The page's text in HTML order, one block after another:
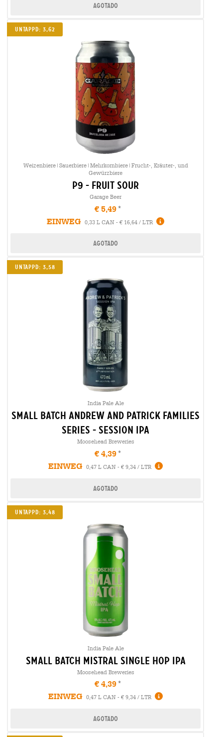
Agotado
Untappd: 3,62
Weizenbiere|Sauerbiere|Mehrkornbiere|Frucht-, Kräuter-, und
Gewürzbiere
p9 - fruit sour
Garage Beer
€ 5,49
EINWEG
0,33 L CAN - € 16,64 / LTR
Agotado
Untappd: 3,58
India Pale Ale
small batch andrew and patrick families
series - session ipa
Moosehead Breweries
€ 4,39
EINWEG
0,47 L CAN - € 9,34 / LTR
Agotado
Untappd: 3,48
India Pale Ale
small batch mistral single hop ipa
Moosehead Breweries
€ 4,39
EINWEG
0,47 L CAN - € 9,34 / LTR
Agotado